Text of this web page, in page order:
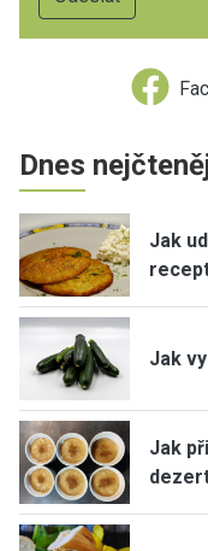
Dnes
Jak
Jak
Jak